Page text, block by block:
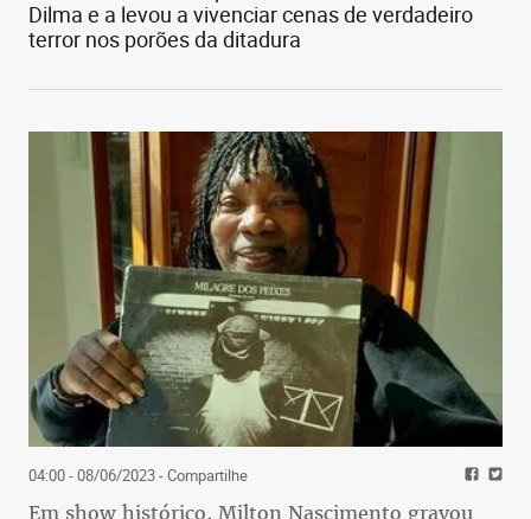
Dilma e a levou a vivenciar cenas de verdadeiro
terror nos porões da ditadura
04:00 - 08/06/2023- Compartilhe
Em show histórico, Milton Nascimento gravou